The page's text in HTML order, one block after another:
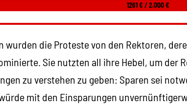
1261 € / 2.000 €
wurden die Proteste von den Rektoren,
Sie nutzten all ihre Hebel, um der
zu verstehen zu geben: Sparen sei
mit den Einsparungen